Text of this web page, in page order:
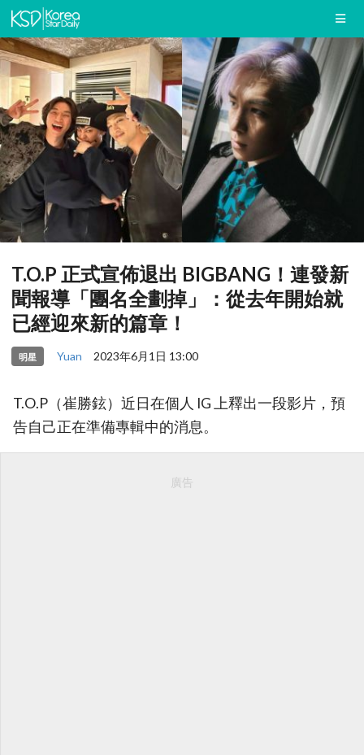
T.O.P 正式宣佈退出 BIGBANG！連發新
聞報導「團名全劃掉」：從去年開始就
已經迎來新的篇章！
明星 Yuan 2023年6月1日 13:00
T.O.P（崔勝鉉）近日在個人 IG 上釋出一段影片，預
告自己正在準備專輯中的消息。
廣告